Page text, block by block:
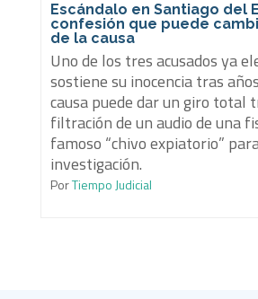
Escándalo en Santiago del
confesión que puede
de la causa
Uno de los tres acusados ya
sostiene su inocencia tras
causa puede dar un giro total
filtración de un audio de una
famoso “chivo expiatorio”
investigación.
PorTiempo Judicial